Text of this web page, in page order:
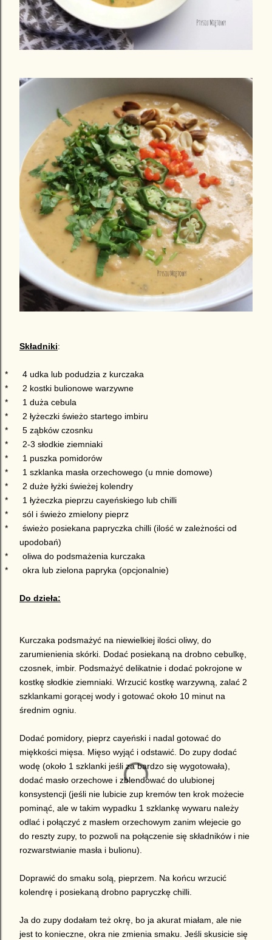
Składniki:
*
4 udka lub podudzia z kurczaka
*
2 kostki bulionowe warzywne
*
1 duża cebula
*
2 łyżeczki świeżo startego imbiru
*
5 ząbków czosnku
*
2-3 słodkie ziemniaki
*
1 puszka pomidorów
*
1 szklanka masła orzechowego (u mnie domowe)
*
2 duże łyżki świeżej kolendry
*
1 łyżeczka pieprzu cayeńskiego lub chilli
*
sól i świeżo zmielony pieprz
*
świeżo posiekana papryczka chilli (ilość w zależności od
upodobań)
*
oliwa do podsmażenia kurczaka
*
okra lub zielona papryka (opcjonalnie)
Do dzieła:
Kurczaka podsmażyć na niewielkiej ilości oliwy, do
zarumienienia skórki. Dodać posiekaną na drobno cebulkę,
czosnek, imbir. Podsmażyć delikatnie i dodać pokrojone w
kostkę słodkie ziemniaki. Wrzucić kostkę warzywną, zalać 2
szklankami gorącej wody i gotować około 10 minut na
średnim ogniu.
Dodać pomidory, pieprz cayeński i nadal gotować do
miękkości mięsa. Mięso wyjąć i odstawić. Do zupy dodać
wodę (około 1 szklanki jeśli za bardzo się wygotowała),
dodać masło orzechowe i zblendować do ulubionej
konsystencji (jeśli nie lubicie zup kremów ten krok możecie
pominąć, ale w takim wypadku 1 szklankę wywaru należy
odlać i połączyć z masłem orzechowym zanim wlejecie go
do reszty zupy, to pozwoli na połączenie się składników i nie
rozwarstwianie masła i bulionu).
Doprawić do smaku solą, pieprzem. Na końcu wrzucić
kolendrę i posiekaną drobno papryczkę chilli.
Ja do zupy dodałam też okrę, bo ja akurat miałam, ale nie
jest to konieczne, okra nie zmienia smaku. Jeśli skusicie się